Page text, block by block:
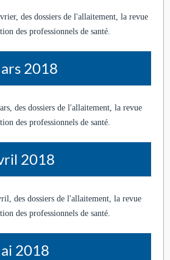
des dossiers de l'allaitement, la revue
des professionnels de santé.
2018
des dossiers de l'allaitement, la revue
des professionnels de santé.
2018
des dossiers de l'allaitement, la revue
des professionnels de santé.
2018